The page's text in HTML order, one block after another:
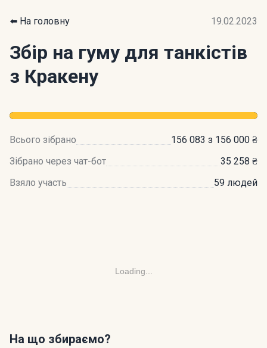
⬅️ На головну 19.02.2023
Збір на гуму для танкістів
з Кракену
Всього зібрано
156 083 з 156 000 ₴
Зібрано через чат-бот
35 258 ₴
Взяло участь
59 людей
Loading...
На що збираємо?